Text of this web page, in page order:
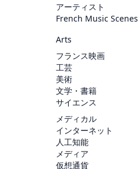
アーティスト
French Music Scenes
Arts
フランス映画
工芸
美術
文学・書籍
サイエンス
メディカル
インターネット
人工知能
メディア
仮想通貨